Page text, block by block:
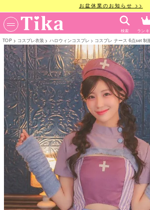
お盆休業のお知らせ >>
検索 ラン
TOP コスプレ衣装 ハロウィンコスプレ コスプレ ナース 6点set 制